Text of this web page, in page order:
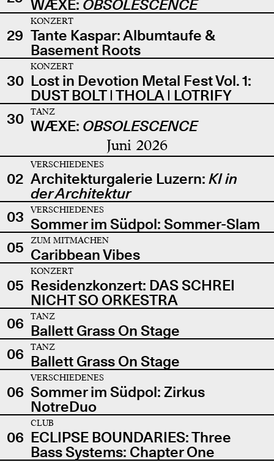
WÆXE: OBSOLESCENCE
29
KONZERT
Tante Kaspar: Albumtaufe &
Basement Roots
30
KONZERT
Lost in Devotion Metal Fest Vol. 1:
DUST BOLT | THOLA | LOTRIFY
30
TANZ
WÆXE: OBSOLESCENCE
Juni 2026
02
VERSCHIEDENES
Architekturgalerie Luzern: KI in
der Architektur
03
VERSCHIEDENES
Sommer im Südpol: Sommer-Slam
05
ZUM MITMACHEN
Caribbean Vibes
05
KONZERT
Residenzkonzert: DAS SCHREI
NICHT SO ORKESTRA
06
TANZ
Ballett Grass On Stage
06
TANZ
Ballett Grass On Stage
06
VERSCHIEDENES
Sommer im Südpol: Zirkus
NotreDuo
06
CLUB
ECLIPSE BOUNDARIES: Three
Bass Systems: Chapter One